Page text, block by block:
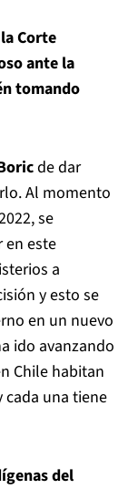
Corte
ante la
tomando
de dar
Al momento
se
en este
a
y esto se
en un nuevo
ido avanzando
Chile habitan
cada una tiene
del